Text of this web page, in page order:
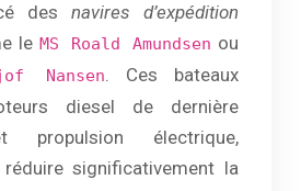
des navires d’expédition
le MS Roald Amundsen ou
Nansen. Ces bateaux
diesel de dernière
propulsion électrique,
significativement la